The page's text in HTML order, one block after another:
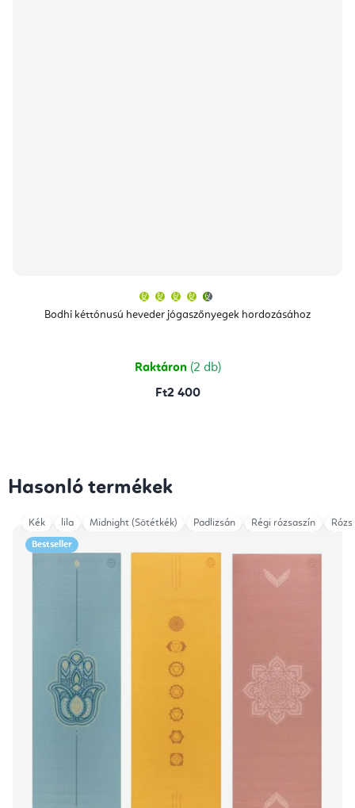
Bodhi kéttónusú heveder jógaszőnyegek hordozásához
átlagos
értékelése
csillag.
Raktáron (2 db)
Ft2 400
Hasonló termékek
Bestseller
Kék lila Midnight (Sötétkék) Padlizsán Régi rózsaszín